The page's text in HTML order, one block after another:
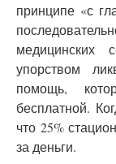
принципе «с
медицинских
упорством
помощь,
бесплатной.
что 25%
за деньги.